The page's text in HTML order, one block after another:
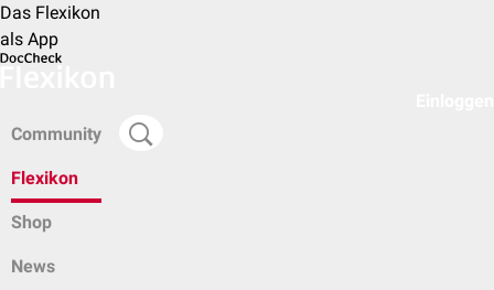
Das Flexikon
als App
Community
Flexikon
Shop
News